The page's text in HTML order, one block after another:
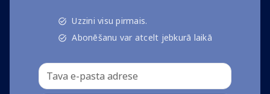
Uzzini visu pirmais.
Abonēšanu var atcelt jebkurā laikā